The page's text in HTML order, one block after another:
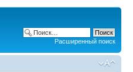
Расширенный поиск